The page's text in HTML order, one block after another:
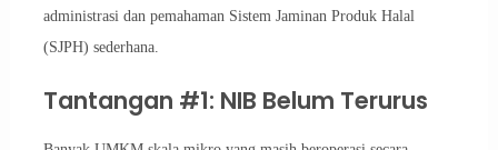
administrasi dan pemahaman Sistem Jaminan Produk Halal
(SJPH) sederhana.
Tantangan #1: NIB Belum Terurus